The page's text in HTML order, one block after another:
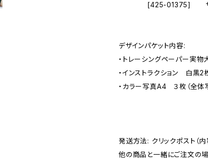
[425-01375] サ
デザインパケット内容:
・トレーシングペーパー実
・インストラクション 白黒2
・カラー写真A4 ３枚（全体
発送方法: クリックポスト（
他の商品と一緒にご注文の